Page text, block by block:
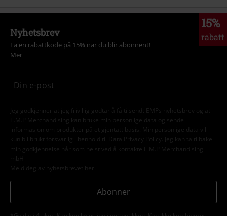
15%
rabatt
Nyhetsbrev
Få en rabattkode på 15% når du blir abonnent!
Mer
Jeg godkjenner at jeg frivillig godtar å få tilsendt EMPs nyhetsbrev og at
E.M.P Merchandising kan bruke min personlige data og sende
informasjon om produkter på et gjentatt basis. Min personlige data vil
kun bli brukt forsvarlig i henhold til
Data Privacy Policy
. Jeg kan ta tilbake
min godkjennelse når som helst ved å kontakte E.M.P Merchandising
mbH
Meld deg av nyhetsbrevet her
Abonner